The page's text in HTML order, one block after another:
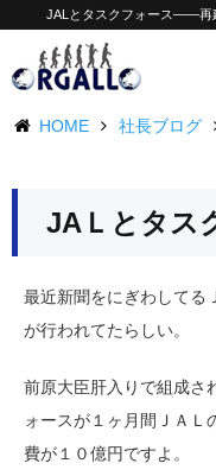
JALとタスクフォース——再
HOME 社長ブログ
JAＬとタス
最近新聞をにぎわしてる
が行われてたらしい。
前原大臣肝入りで組成さ
ォースが１ヶ月間ＪＡＬ
費が１０億円ですよ。